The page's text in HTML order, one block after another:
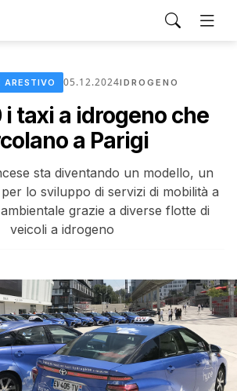
ARESTIVO 05.12.2024IDROGENO
i taxi a idrogeno che
a Parigi
sta diventando un modello, un
lo sviluppo di servizi di mobilità a
grazie a diverse flotte di
veicoli a idrogeno